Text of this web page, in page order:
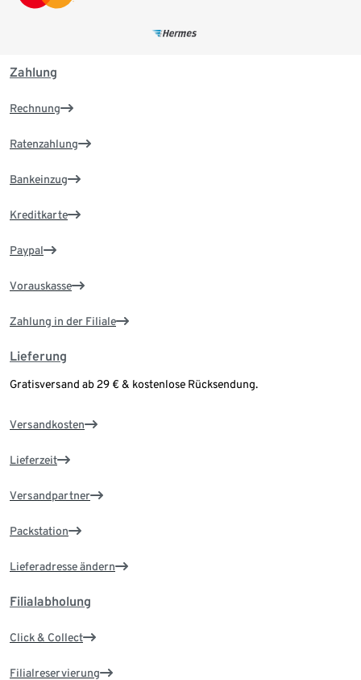
Zahlung
Rechnung
Ratenzahlung
Bankeinzug
Kreditkarte
Paypal
Vorauskasse
Zahlung in der Filiale
Lieferung
Gratisversand ab 29 € & kostenlose Rücksendung.
Versandkosten
Lieferzeit
Versandpartner
Packstation
Lieferadresse ändern
Filialabholung
Click & Collect
Filialreservierung